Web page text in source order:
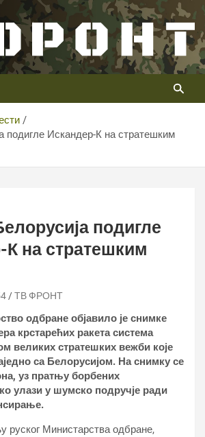
ФРОНТ
подигле Искандер-К на стратешким
подигле
К на стратешким
ТВ ФРОНТ
одбране објавило је снимке
крстарећих ракета система
великих стратешких вежби које
са Белорусијом. На снимку се
уз пратњу борбених
улази у шумско подручје ради
руског Министарства одбране,